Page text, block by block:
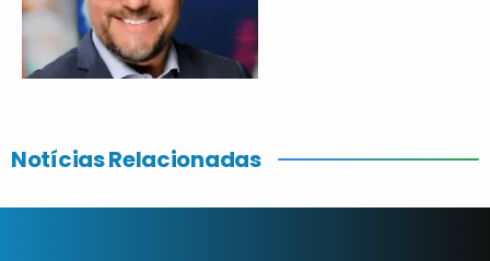
Notícias Relacionadas